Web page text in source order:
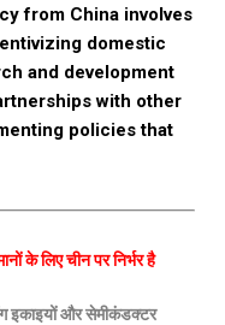
from China involves
domestic
and development
with other
policies that
के लिए चीन पर निर्भर है
इकाइयों और सेमीकंडक्टर